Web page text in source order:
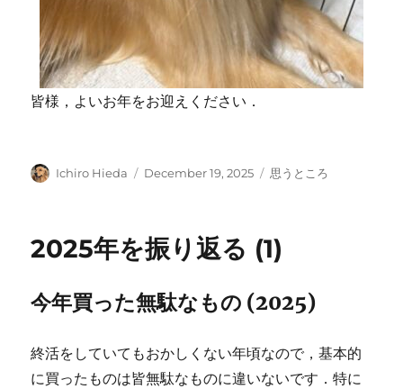
皆様，よいお年をお迎えください．
Author
Ichiro Hieda
Posted
December 19, 2025 Categories
思うところ
2025年を振り返る (1)
今年買った無駄なもの (2025)
終活をしていてもおかしくない年頃なので，基本的
に買ったものは皆無駄なものに違いないです．特に